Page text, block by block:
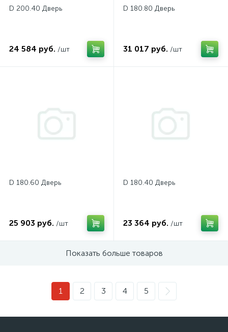
D 200.40 Дверь
24 584 руб. /шт
D 180.80 Дверь
31 017 руб. /шт
D 180.60 Дверь
25 903 руб. /шт
D 180.40 Дверь
23 364 руб. /шт
Показать больше товаров
1 2 3 4 5